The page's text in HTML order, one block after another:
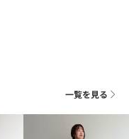
一覧を見る